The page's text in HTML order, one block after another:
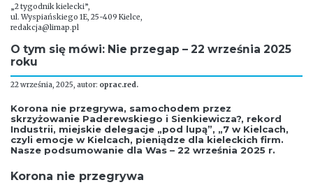
O tym się mówi: Nie przegap – 22 września 2025
roku
22 września, 2025, autor: oprac.red.
Korona nie przegrywa, samochodem przez
skrzyżowanie Paderewskiego i Sienkiewicza?, rekord
Industrii, miejskie delegacje „pod lupą”, „7 w Kielcach,
czyli emocje w Kielcach, pieniądze dla kieleckich firm.
Nasze podsumowanie dla Was – 22 września 2025 r.
Korona nie przegrywa
„2 tygodnik kielecki”,
ul. Wyspiańskiego 1E, 25-409 Kielce,
redakcja@limap.pl